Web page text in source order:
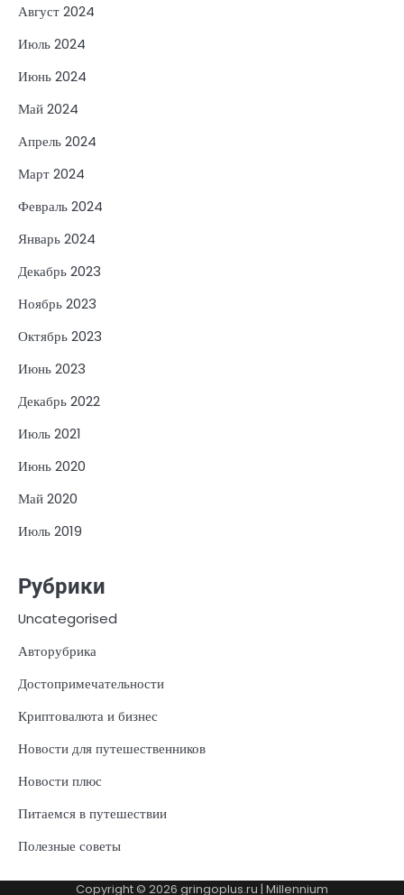
Август 2024
Июль 2024
Июнь 2024
Май 2024
Апрель 2024
Март 2024
Февраль 2024
Январь 2024
Декабрь 2023
Ноябрь 2023
Октябрь 2023
Июнь 2023
Декабрь 2022
Июль 2021
Июнь 2020
Май 2020
Июль 2019
Рубрики
Uncategorised
Авторубрика
Достопримечательности
Криптовалюта и бизнес
Новости для путешественников
Новости плюс
Питаемся в путешествии
Полезные советы
Copyright © 2026 gringoplus.ru | Millennium